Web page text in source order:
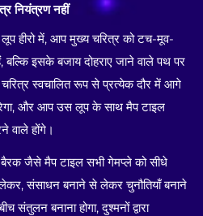
नियंत्रण नहीं
लूप हीरो में, आप मुख्य चरित्र को टच-मूव-
इसके बजाय दोहराए जाने वाले पथ पर
चरित्र स्वचालित रूप से प्रत्येक दौर में आगे
और आप उस लूप के साथ मैप टाइल
वाले होंगे।
जैसे मैप टाइल सभी गेमप्ले को सीधे
संसाधन बनाने से लेकर चुनौतियाँ बनाने
बनाना होगा, दुश्मनों द्वारा